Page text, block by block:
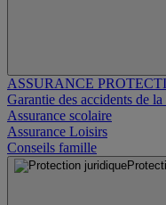
ASSURANCE
Garantie des accidents de
Assurance scolaire
Assurance Loisirs
Conseils famille